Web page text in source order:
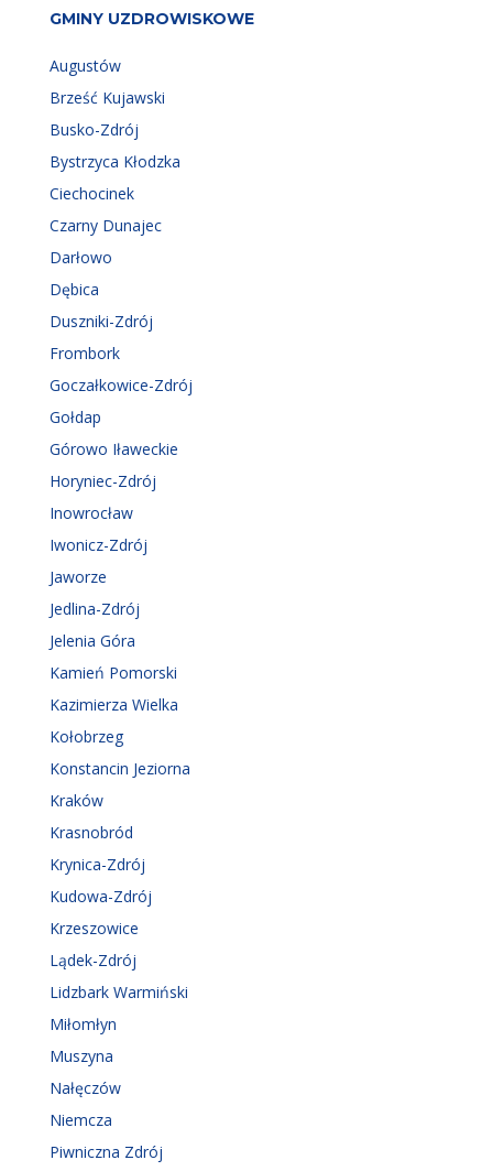
GMINY UZDROWISKOWE
Augustów
Brześć Kujawski
Busko-Zdrój
Bystrzyca Kłodzka
Ciechocinek
Czarny Dunajec
Darłowo
Dębica
Duszniki-Zdrój
Frombork
Goczałkowice-Zdrój
Gołdap
Górowo Iławeckie
Horyniec-Zdrój
Inowrocław
Iwonicz-Zdrój
Jaworze
Jedlina-Zdrój
Jelenia Góra
Kamień Pomorski
Kazimierza Wielka
Kołobrzeg
Konstancin Jeziorna
Kraków
Krasnobród
Krynica-Zdrój
Kudowa-Zdrój
Krzeszowice
Lądek-Zdrój
Lidzbark Warmiński
Miłomłyn
Muszyna
Nałęczów
Niemcza
Piwniczna Zdrój